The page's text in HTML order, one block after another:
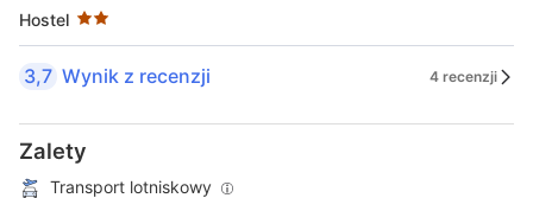
Hostel
3,7 Wynik z recenzji 4 recenzji
Zalety
Transport lotniskowy